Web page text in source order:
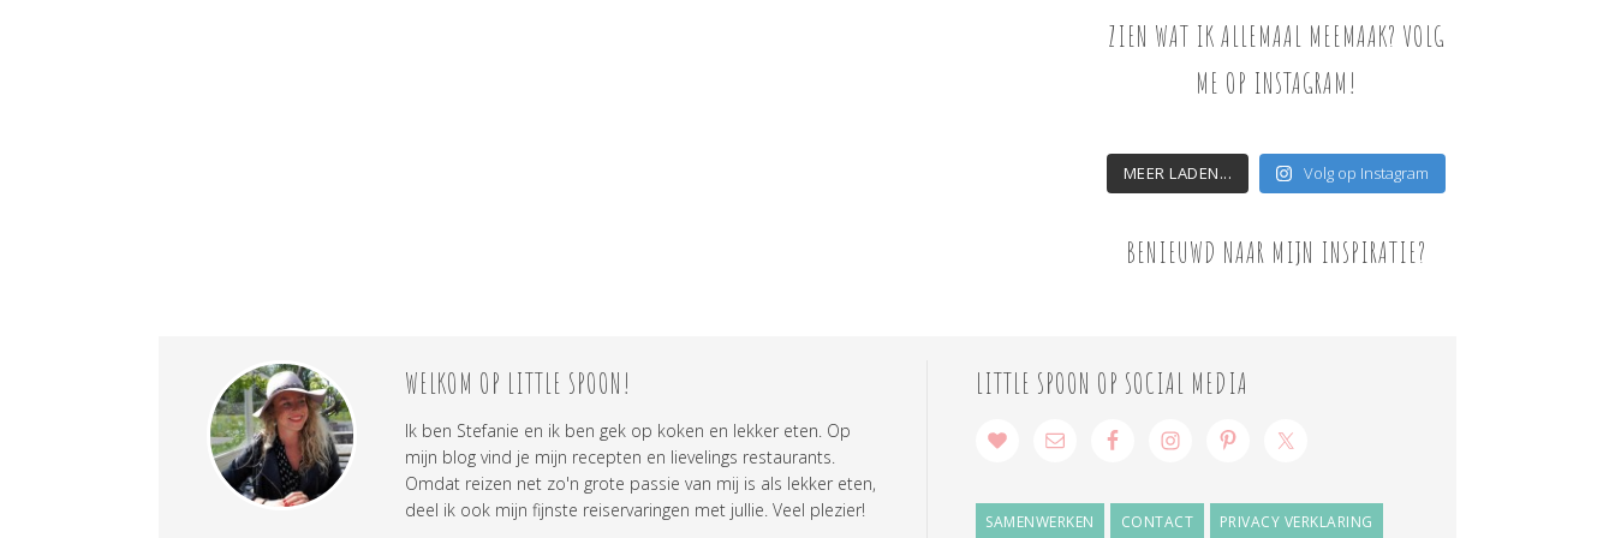
ZIEN WAT IK ALLEMAAL MEEMAAK? VOLG
ME OP INSTAGRAM!
MEER LADEN... Volg op Instagram
BENIEUWD NAAR MIJN INSPIRATIE?
WELKOM OP LITTLE SPOON!
Ik ben Stefanie en ik ben gek op koken en lekker eten. Op
mijn blog vind je mijn recepten en lievelings restaurants.
Omdat reizen net zo'n grote passie van mij is als lekker eten,
deel ik ook mijn fijnste reiservaringen met jullie. Veel plezier!
LITTLE SPOON OP SOCIAL MEDIA
SAMENWERKEN CONTACT PRIVACY VERKLARING